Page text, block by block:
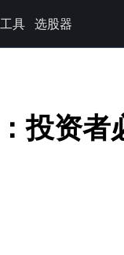
具 选股器
投资者